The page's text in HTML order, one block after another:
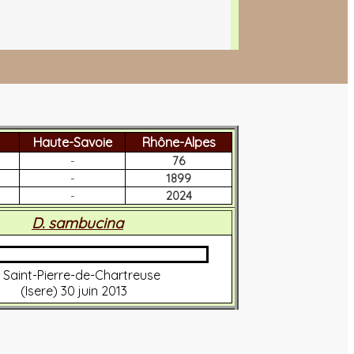
Haute-Savoie Rhône-Alpes
-
76
-
1899
-
2024
D. sambucina
Saint-Pierre-de-Chartreuse
(Isere) 30 juin 2013